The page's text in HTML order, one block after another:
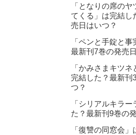
「となりの席の
てくる」は完結し
売日はいつ？
「ペンと手錠と
最新刊7巻の発売
「かみさまキツ
完結した？最新刊
つ？
「シリアルキラ
た？最新刊9巻の
「復讐の同窓会